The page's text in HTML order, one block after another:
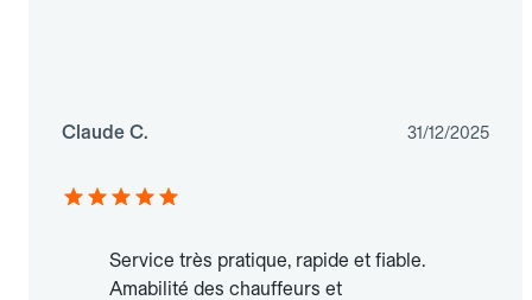
Claude C. 31/12/2025
Service très pratique, rapide et fiable.
Amabilité des chauffeurs et